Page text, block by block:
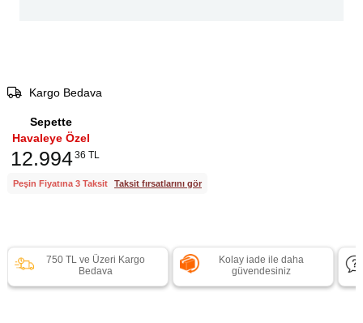
Kargo Bedava
Sepette
Havaleye Özel
12.99436 TL
Peşin Fiyatına 3 Taksit Taksit fırsatlarını gör
750 TL ve Üzeri Kargo
Bedava
Kolay iade ile daha
güvendesiniz